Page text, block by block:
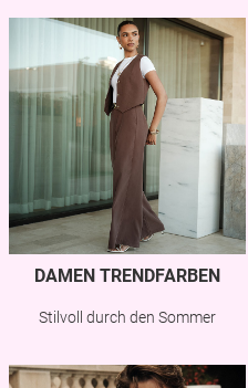
DAMEN TRENDFARBEN
Stilvoll durch den Sommer